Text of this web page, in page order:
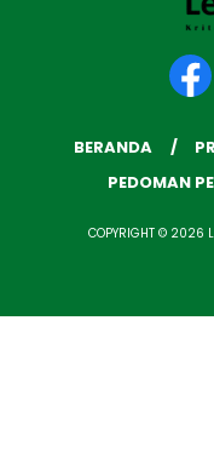
BERANDA
PEDOMAN
COPYRIGHT © 2026